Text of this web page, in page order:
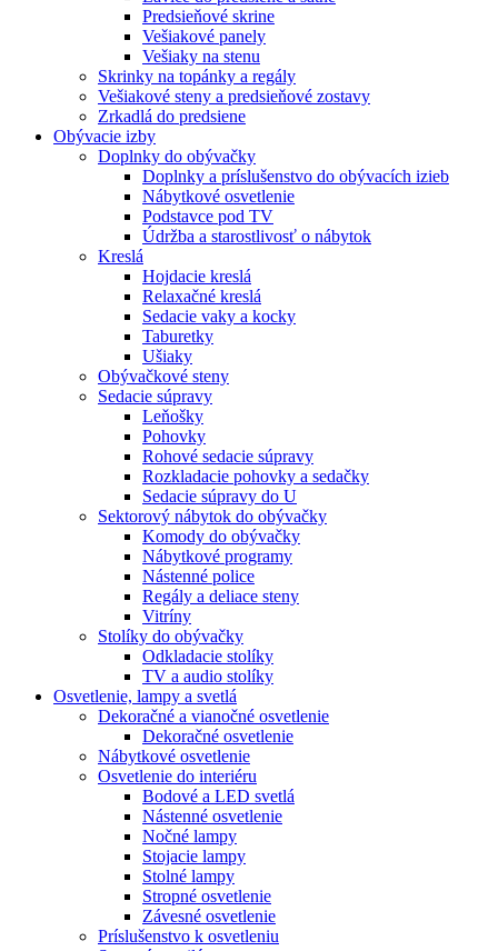
Predsieňové skrine
Vešiakové panely
Vešiaky na stenu
Skrinky na topánky a regály
Vešiakové steny a predsieňové zostavy
Zrkadlá do predsiene
Obývacie izby
Doplnky do obývačky
Doplnky a príslušenstvo do obývacích izieb
Nábytkové osvetlenie
Podstavce pod TV
Údržba a starostlivosť o nábytok
Kreslá
Hojdacie kreslá
Relaxačné kreslá
Sedacie vaky a kocky
Taburetky
Ušiaky
Obývačkové steny
Sedacie súpravy
Leňošky
Pohovky
Rohové sedacie súpravy
Rozkladacie pohovky a sedačky
Sedacie súpravy do U
Sektorový nábytok do obývačky
Komody do obývačky
Nábytkové programy
Nástenné police
Regály a deliace steny
Vitríny
Stolíky do obývačky
Odkladacie stolíky
TV a audio stolíky
Osvetlenie, lampy a svetlá
Dekoračné a vianočné osvetlenie
Dekoračné osvetlenie
Nábytkové osvetlenie
Osvetlenie do interiéru
Bodové a LED svetlá
Nástenné osvetlenie
Nočné lampy
Stojacie lampy
Stolné lampy
Stropné osvetlenie
Závesné osvetlenie
Príslušenstvo k osvetleniu